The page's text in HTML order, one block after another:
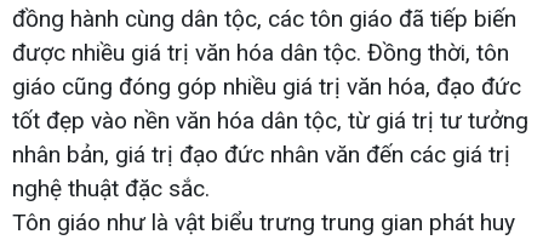
đồng hành cùng dân tộc, các tôn giáo đã tiếp biến
được nhiều giá trị văn hóa dân tộc. Đồng thời, tôn
giáo cũng đóng góp nhiều giá trị văn hóa, đạo đức
tốt đẹp vào nền văn hóa dân tộc, từ giá trị tư tưởng
nhân bản, giá trị đạo đức nhân văn đến các giá trị
nghệ thuật đặc sắc.
Tôn giáo như là vật biểu trưng trung gian phát huy